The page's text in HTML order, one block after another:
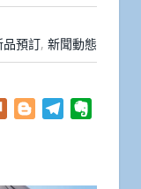
品預訂, 新聞動態
Plurk BloggerTelegram